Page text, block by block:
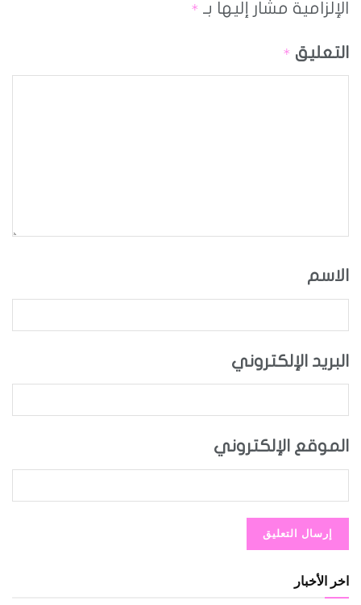
الإلزامية مشار إليها بـ *
التعليق *
الاسم
البريد الإلكتروني
الموقع الإلكتروني
اخر الأخبار